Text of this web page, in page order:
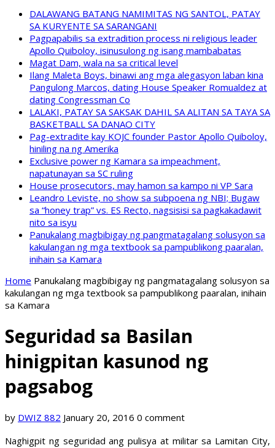
DALAWANG BATANG NAMIMITAS NG SANTOL, PATAY
SA KURYENTE SA SARANGANI
Pagpapabilis sa extradition process ni religious leader
Apollo Quiboloy, isinusulong ng isang mambabatas
Magat Dam, wala na sa critical level
Ilang Maleta Boys, binawi ang mga alegasyon laban kina
Pangulong Marcos, dating House Speaker Romualdez at
dating Congressman Co
LALAKI, PATAY SA SAKSAK DAHIL SA ALITAN SA TAYA SA
BASKETBALL SA DANAO CITY
Pag-extradite kay KOJC founder Pastor Apollo Quiboloy,
hiniling na ng Amerika
Exclusive power ng Kamara sa impeachment,
napatunayan sa SC ruling
House prosecutors, may hamon sa kampo ni VP Sara
Leandro Leviste, no show sa subpoena ng NBI; Bugaw
sa “honey trap” vs. ES Recto, nagsisisi sa pagkakadawit
nito sa isyu
Panukalang magbibigay ng pangmatagalang solusyon sa
kakulangan ng mga textbook sa pampublikong paaralan,
inihain sa Kamara
Home Panukalang magbibigay ng pangmatagalang solusyon sa
kakulangan ng mga textbook sa pampublikong paaralan, inihain
sa Kamara
Seguridad sa Basilan
hinigpitan kasunod ng
pagsabog
by DWIZ 882 January 20, 2016 0 comment
Naghigpit ng seguridad ang pulisya at militar sa Lamitan City,